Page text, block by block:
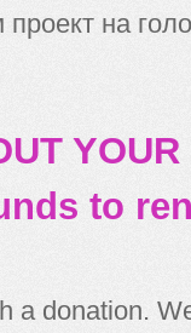
на
to
a donation.